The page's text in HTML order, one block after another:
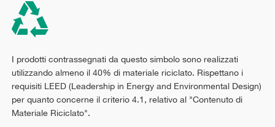
I prodotti contrassegnati da questo simbolo sono realizzati
utilizzando almeno il 40% di materiale riciclato. Rispettano i
requisiti LEED (Leadership in Energy and Environmental Design)
per quanto concerne il criterio 4.1, relativo al "Contenuto di
Materiale Riciclato".